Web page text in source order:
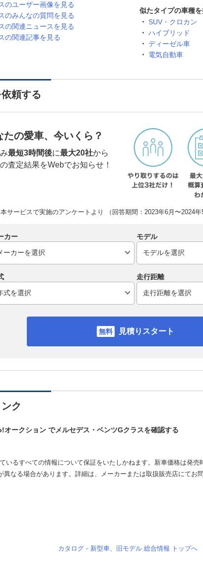
のユーザー画像を見る
のみんなの質問を見る
の関連ニュースを見る
の関連記事を見る
似たタイプの車種
SUV・クロカン
ハイブリッド
ディーゼル車
電気自動車
頼する
たの愛車、今いくら？
最短3時間後に最大20社から
査定結果をWebでお知らせ！
サービスで実施のアンケートより （回答期間：2023年6月〜2024年5
カー モデル
走行距離
見積りスタート
ク
オークション でメルセデス・ベンツGクラスを確認する
いるすべての情報について保証をいたしかねます。新車価格は発売
異なる場合があります。詳細は、メーカーまたは取扱販売店にてお
カタログ－新型車、旧モデル 総合情報 トップへ